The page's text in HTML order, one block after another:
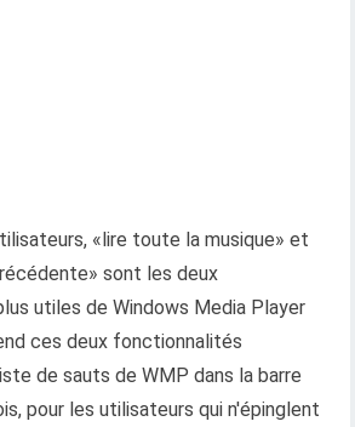
«lire toute la musique» et
sont les deux
utiles de Windows Media Player
ces deux fonctionnalités
de sauts de WMP dans la barre
pour les utilisateurs qui n'épinglent